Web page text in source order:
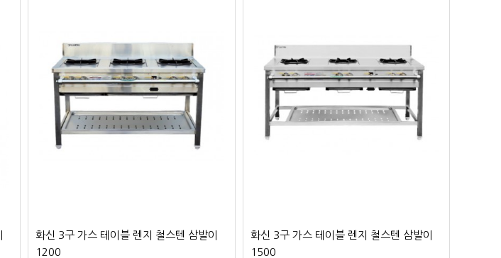
화신 3구 가스 테이블 렌지 철스텐 삼발이
1200
화신 3구 가스 테이블 렌지 철스텐 삼발이
1500